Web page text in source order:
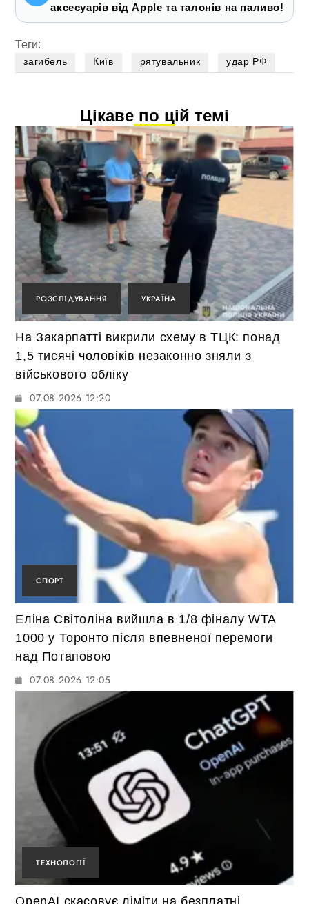
аксесуарів від Apple та талонів на паливо!
Теги:
загибель Київ рятувальник удар РФ
Цікаве по цій темі
РОЗСЛІДУВАННЯ УКРАЇНА
На Закарпатті викрили схему в ТЦК: понад
1,5 тисячі чоловіків незаконно зняли з
військового обліку
07.08.2026 12:20
СПОРТ
Еліна Світоліна вийшла в 1/8 фіналу WTA
1000 у Торонто після впевненої перемоги
над Потаповою
07.08.2026 12:05
ТЕХНОЛОГІЇ